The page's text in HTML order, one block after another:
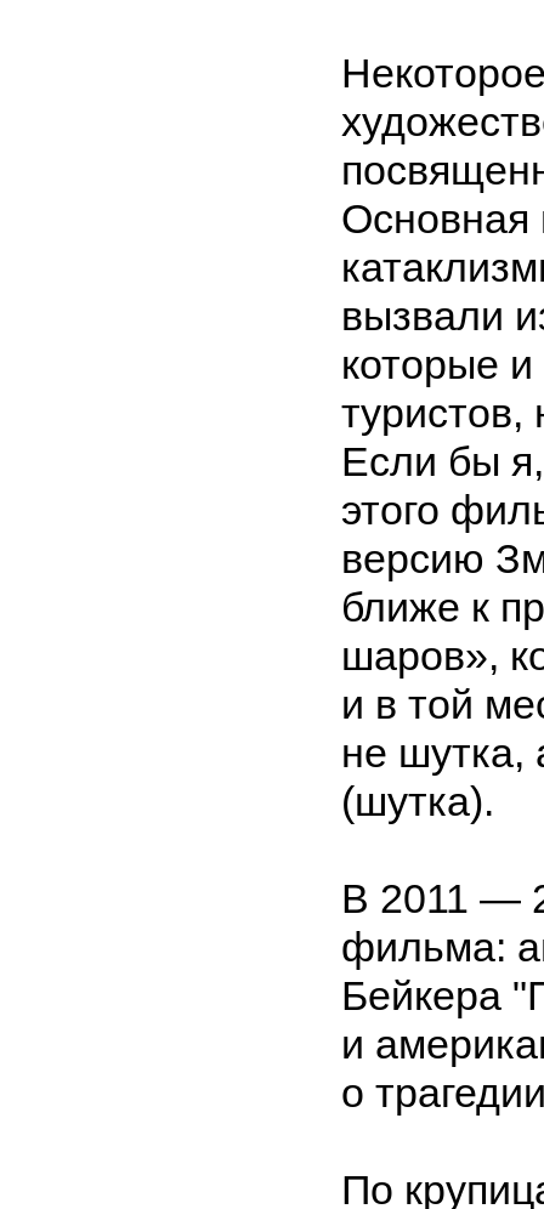
вызвали
которые
туристов,
Если бы
этого
версию
ближе к
шаров»,
и в той
не шутка,
(шутка).
В 2011 —
фильма:
Бейкера
и
о
По